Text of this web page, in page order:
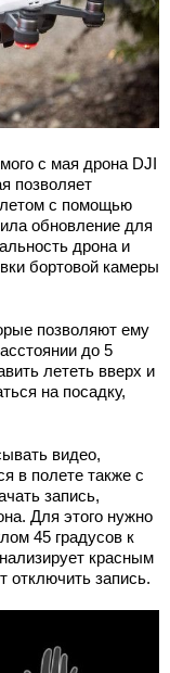
с мая дрона DJI
позволяет
с помощью
обновление для
дрона и
бортовой камеры
позволяют ему
до 5
лететь вверх и
на посадку,
видео,
в полете также с
запись,
Для этого нужно
45 градусов к
красным
отключить запись.